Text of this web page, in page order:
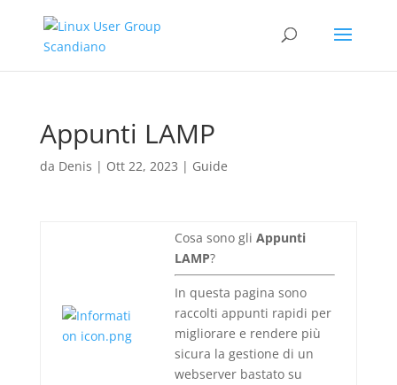
Appunti LAMP
da Denis | Ott 22, 2023 | Guide
Cosa sono gli Appunti
LAMP?
In questa pagina sono
raccolti appunti rapidi per
migliorare e rendere più
sicura la gestione di un
webserver bastato su